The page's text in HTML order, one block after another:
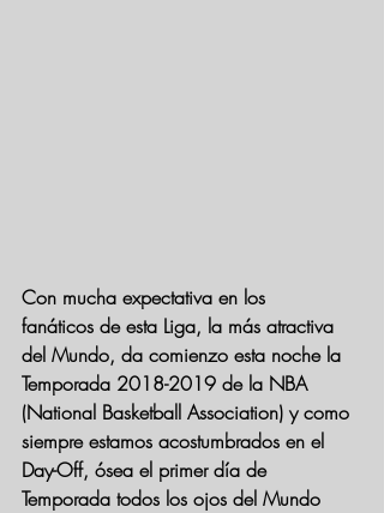
Con mucha expectativa en los
fanáticos de esta Liga, la más atractiva
del Mundo, da comienzo esta noche la
Temporada 2018-2019 de la NBA
(National Basketball Association) y como
siempre estamos acostumbrados en el
Day-Off, ósea el primer día de
Temporada todos los ojos del Mundo